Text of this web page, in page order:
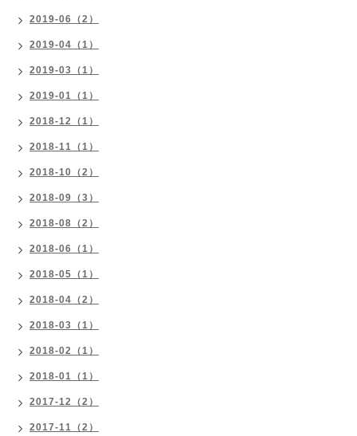
2019-06（2）
2019-04（1）
2019-03（1）
2019-01（1）
2018-12（1）
2018-11（1）
2018-10（2）
2018-09（3）
2018-08（2）
2018-06（1）
2018-05（1）
2018-04（2）
2018-03（1）
2018-02（1）
2018-01（1）
2017-12（2）
2017-11（2）